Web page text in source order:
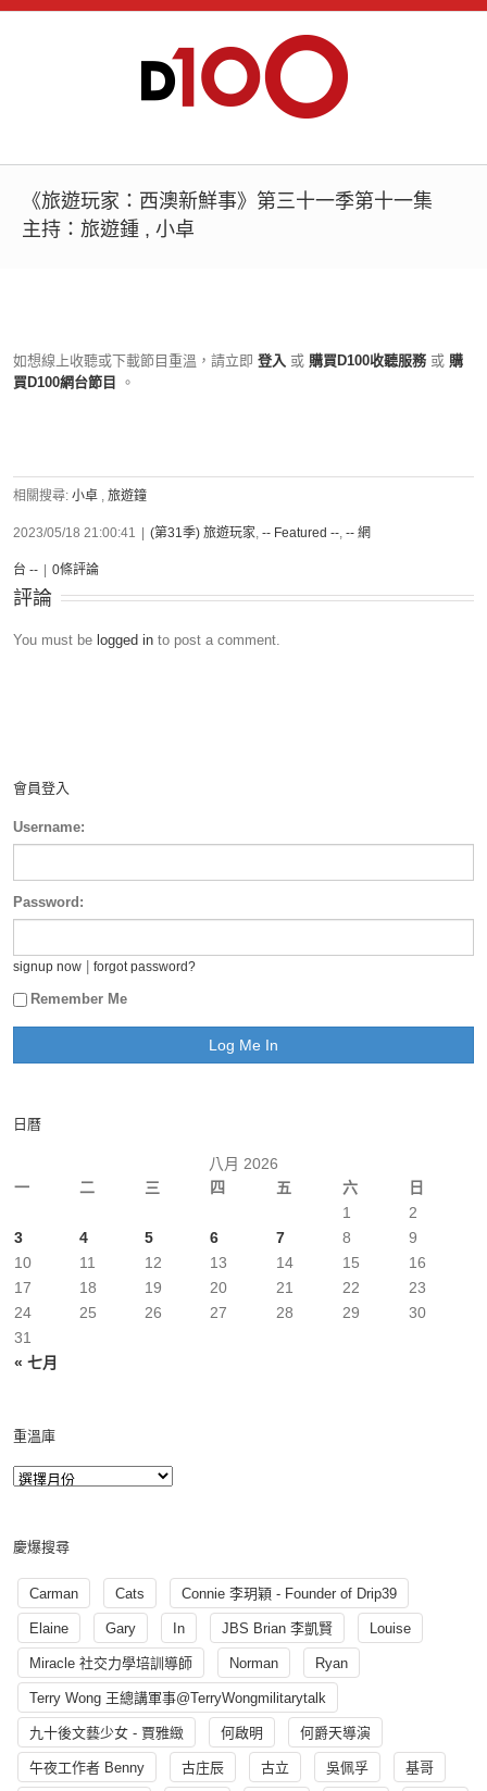
《旅遊玩家：西澳新鮮事》第三十一季第十一集
主持：旅遊鍾 , 小卓
如想線上收聽或下載節目重溫，請立即 登入 或 購買D100收聽服務 或 購
買D100網台節目
。
相關搜尋: 小卓 , 旅遊鐘
2023/05/18 21:00:41 (第31季) 旅遊玩家, -- Featured --, -- 網
台 -- 0條評論
評論
You must be logged in to post a comment.
會員登入
Username:
Password:
signup now forgot password?
Remember Me
日曆
八月 2026
一
二 三 四 五 六 日
« 七月
1
2
3
4 5 6 7 8
9
10
11 12 13 14 15
16
17
18 19 20 21 22
23
24
25 26 27 28 29
30
31
重溫庫
慶爆搜尋
Carman Cats Connie 李玥穎 - Founder of Drip39
Elaine Gary In JBS Brian 李凱賢 Louise
Miracle 社交力學培訓導師 Norman Ryan
Terry Wong 王總講軍事@TerryWongmilitarytalk
九十後文藝少女 - 賈雅緻 何啟明 何爵天導演
午夜工作者 Benny 古庄辰 古立 吳佩孚 基哥